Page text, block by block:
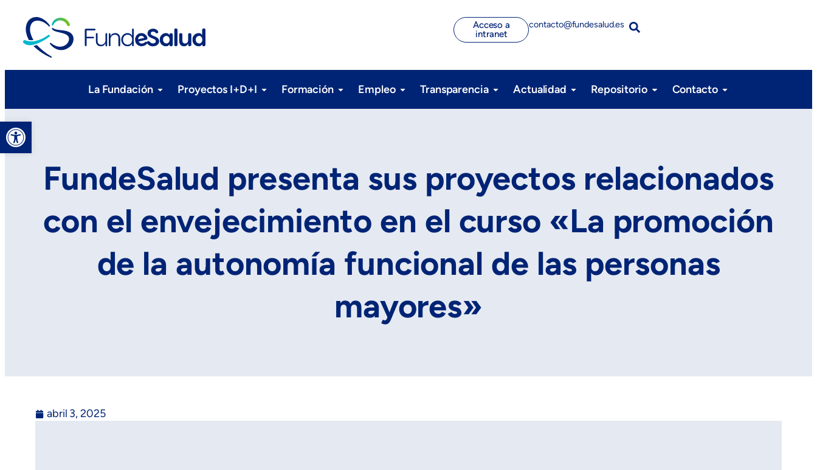
Abrir barra de herramientas
Acceso a
intranet
contacto@fundesalud.es
La Fundación Proyectos I+D+I Formación Empleo Transparencia Actualidad Repositorio Contacto
FundeSalud presenta sus proyectos relacionados
con el envejecimiento en el curso «La promoción
de la autonomía funcional de las personas
mayores»
abril 3, 2025